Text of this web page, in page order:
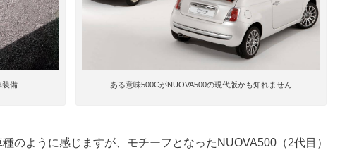
装備 ある意味500CがNUOVA500の現代版かも知れません
のように感じますが、モチーフとなったNUOVA500（2代目）